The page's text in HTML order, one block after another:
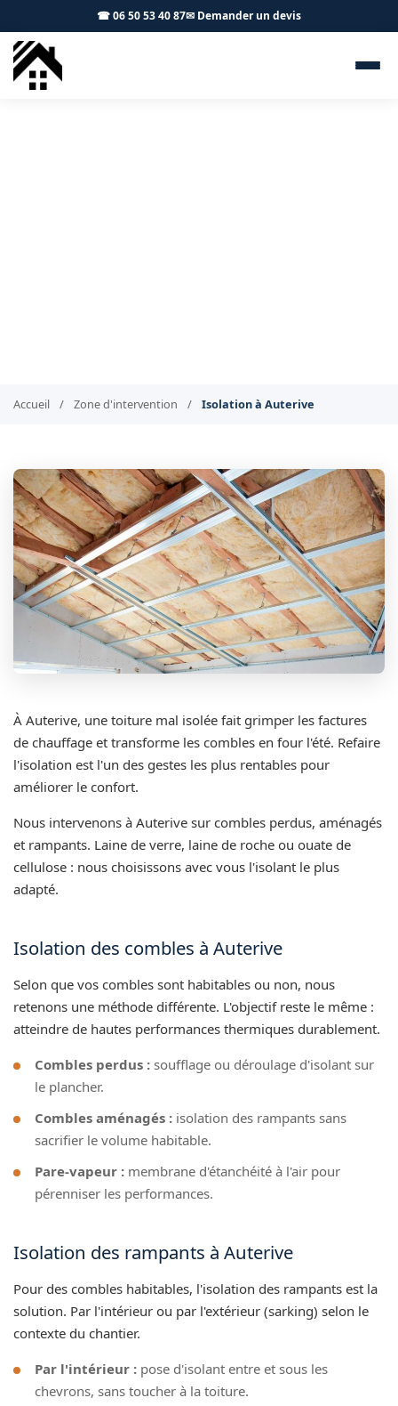
☎ 06 50 53 40 87✉ Demander un devis
Accueil / Zone d'intervention / Isolation à Auterive
À Auterive, une toiture mal isolée fait grimper les factures
de chauffage et transforme les combles en four l'été. Refaire
l'isolation est l'un des gestes les plus rentables pour
améliorer le confort.
Nous intervenons à Auterive sur combles perdus, aménagés
et rampants. Laine de verre, laine de roche ou ouate de
cellulose : nous choisissons avec vous l'isolant le plus
adapté.
Isolation des combles à Auterive
Selon que vos combles sont habitables ou non, nous
retenons une méthode différente. L'objectif reste le même :
atteindre de hautes performances thermiques durablement.
Combles perdus : soufflage ou déroulage d'isolant sur
le plancher.
Combles aménagés : isolation des rampants sans
sacrifier le volume habitable.
Pare-vapeur : membrane d'étanchéité à l'air pour
pérenniser les performances.
Isolation des rampants à Auterive
Pour des combles habitables, l'isolation des rampants est la
solution. Par l'intérieur ou par l'extérieur (sarking) selon le
contexte du chantier.
Par l'intérieur : pose d'isolant entre et sous les
chevrons, sans toucher à la toiture.